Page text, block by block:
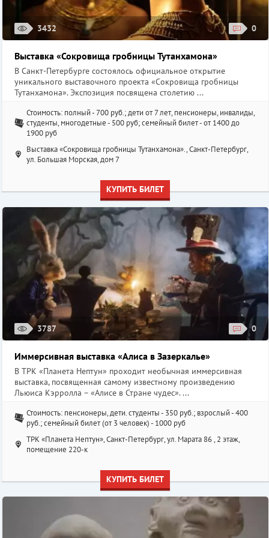
3432 0
Выставка «Сокровища гробницы Тутанхамона»
В Санкт-Петербурге состоялось официальное открытие
уникального выставочного проекта «Сокровища гробницы
Тутанхамона». Экспозиция посвящена столетию ...
Стоимость: полный - 700 руб.; дети от 7 лет, пенсионеры, инвалиды,
студенты, многодетные - 500 руб; семейный билет - от 1400 до
1900 руб
Выставка «Сокровища гробницы Тутанхамона»., Санкт-Петербург,
ул. Большая Морская, дом 7
КУПИТЬ БИЛЕТ
3787 0
Иммерсивная выставка «Алиса в Зазеркалье»
В ТРК «Планета Нептун» проходит необычная иммерсивная
выставка, посвященная самому известному произведению
Льюиса Кэрролла – «Алисе в Стране чудес». ...
Стоимость: пенсионеры, дети. студенты - 350 руб.; взрослый - 400
руб.; семейный билет (от 3 человек) - 1000 руб
ТРК «Планета Нептун», Санкт-Петербург, ул. Марата 86 , 2 этаж,
помещение 220-к
КУПИТЬ БИЛЕТ